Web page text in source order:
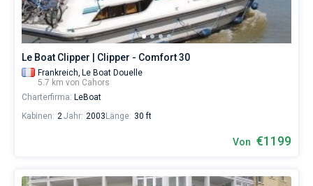
Le Boat Clipper | Clipper - Comfort 30
Frankreich, Le Boat Douelle
5.7 km von Cahors
Charterfirma: LeBoat
Kabinen: 2Jahr: 2003 Länge: 30 ft
Von €1199